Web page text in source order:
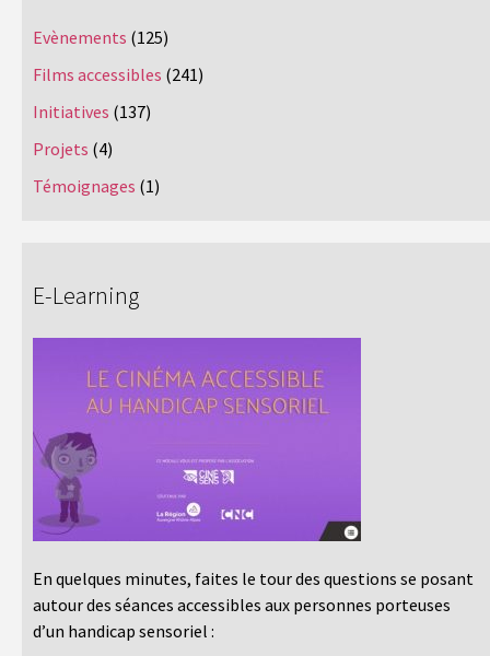
Evènements (125)
Films accessibles (241)
Initiatives (137)
Projets (4)
Témoignages (1)
E-Learning
En quelques minutes, faites le tour des questions se posant
autour des séances accessibles aux personnes porteuses
d’un handicap sensoriel :